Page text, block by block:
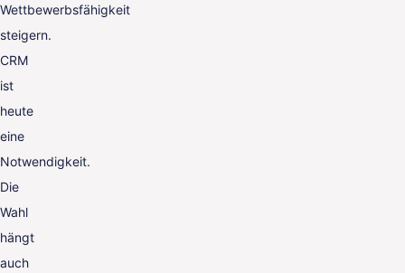
Wettbewerbsfähigkeit
steigern.
CRM
ist
heute
eine
Notwendigkeit.
Die
Wahl
hängt
auch